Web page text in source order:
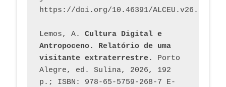
https://doi.org/10.46391/
Lemos, A. Cultura Digital e
Antropoceno. Relatório de uma
visitante extraterrestre. Porto
Alegre, ed. Sulina, 2026, 192
p.; ISBN: 978-65-5759-268-7 E-